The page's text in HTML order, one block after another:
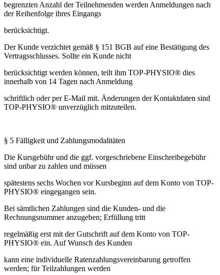
begrenzten Anzahl der Teilnehmenden werden Anmeldungen nach
der Reihenfolge ihres Eingangs
berücksichtigt.
Der Kunde verzichtet gemäß § 151 BGB auf eine Bestätigung des
Vertragsschlusses. Sollte ein Kunde nicht
berücksichtigt werden können, teilt ihm TOP-PHYSIO® dies
innerhalb von 14 Tagen nach Anmeldung
schriftlich oder per E-Mail mit. Änderungen der Kontaktdaten sind
TOP-PHYSIO® unverzüglich mitzuteilen.
§ 5 Fälligkeit und Zahlungsmodalitäten
Die Kursgebühr und die ggf. vorgeschriebene Einschreibegebühr
sind unbar zu zahlen und müssen
spätestens sechs Wochen vor Kursbeginn auf dem Konto von TOP-
PHYSIO® eingegangen sein.
Bei sämtlichen Zahlungen sind die Kunden- und die
Rechnungsnummer anzugeben; Erfüllung tritt
regelmäßig erst mit der Gutschrift auf dem Konto von TOP-
PHYSIO® ein. Auf Wunsch des Kunden
kann eine individuelle Ratenzahlungsvereinbarung getroffen
werden; für Teilzahlungen werden